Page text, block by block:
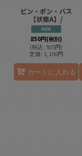
ピン・ポン・バス
【状態A】/
850円(税別)
(税込: 935円)
定価: 1,100円
カートに入れる